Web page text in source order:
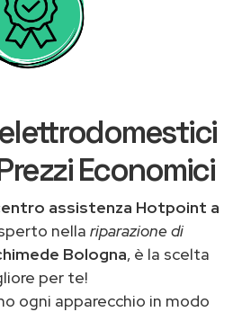
Economici
assistenza Hotpoint a
nella riparazione di
Bologna, è la scelta
per te!
ogni apparecchio in modo